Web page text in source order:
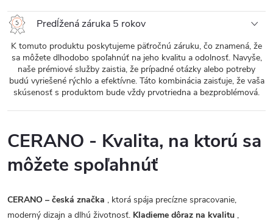
Predĺžená záruka 5 rokov
K tomuto produktu poskytujeme päťročnú záruku, čo znamená, že
sa môžete dlhodobo spoľahnúť na jeho kvalitu a odolnosť. Navyše,
naše prémiové služby zaistia, že prípadné otázky alebo potreby
budú vyriešené rýchlo a efektívne. Táto kombinácia zaisťuje, že vaša
skúsenosť s produktom bude vždy prvotriedna a bezproblémová.
CERANO - Kvalita, na ktorú sa
môžete spoľahnúť
CERANO – česká značka , ktorá spája precízne spracovanie,
moderný dizajn a dlhú životnosť. Kladieme dôraz na kvalitu ,